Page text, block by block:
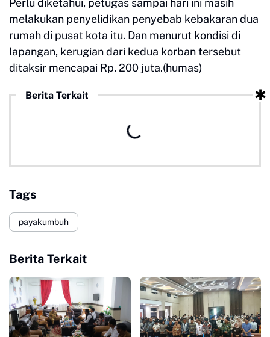
Perlu diketahui, petugas sampai hari ini masih
melakukan penyelidikan penyebab kebakaran dua
rumah di pusat kota itu. Dan menurut kondisi di
lapangan, kerugian dari kedua korban tersebut
ditaksir mencapai Rp. 200 juta.(humas)
Berita Terkait
Tags
payakumbuh
Berita Terkait